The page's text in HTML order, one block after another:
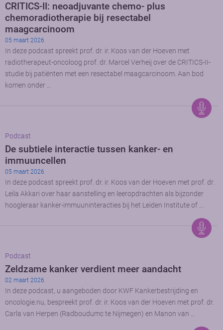
CRITICS-II: neoadjuvante chemo- plus
chemoradiotherapie bij resectabel
maagcarcinoom
05 maart 2026
In deze podcast spreekt prof. dr. ir. Koos van der Hoeven met
radiotherapeut-oncoloog prof. dr. Marcel Verheij over de CRITICS-II-
studie bij patiënten met een resectabel maagcarcinoom. Aan bod
komen onder …
Podcast
De subtiele interactie tussen kanker- en
immuuncellen
05 maart 2026
In deze podcast spreekt prof. dr. ir. Koos van der Hoeven met prof. dr.
Leila Akkari over haar aanstelling en leeropdrachten als bijzonder
hoogleraar kanker-immuuninteracties bij het Leiden Institute of …
Podcast
Zeldzame kanker verdient meer aandacht
02 maart 2026
In deze podcast, u aangeboden door KWF Kankerbestrijding en
oncologie.nu, bespreekt prof. dr. ir. Koos van der Hoeven met prof. dr.
Carla van Herpen (Radboudumc te Nijmegen) en Manon van …